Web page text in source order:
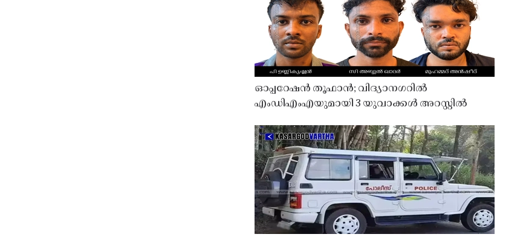
ഓപ്പറേഷൻ തൂഫാൻ; വിദ്യാനഗറിൽ
എംഡിഎംഎയുമായി 3 യുവാക്കൾ അറസ്റ്റിൽ